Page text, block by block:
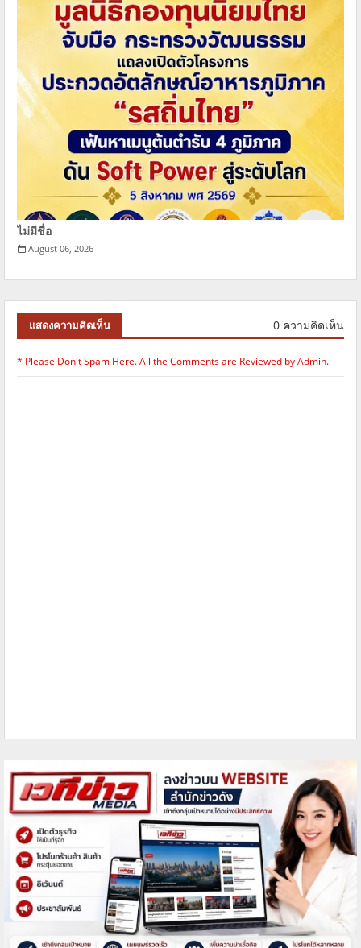
ไม่มีชื่อ
August 06, 2026
แสดงความคิดเห็น 0 ความคิดเห็น
* Please Don't Spam Here. All the Comments are Reviewed by Admin.